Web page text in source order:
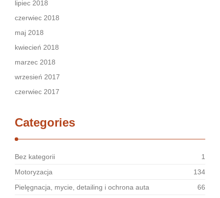
lipiec 2018
czerwiec 2018
maj 2018
kwiecień 2018
marzec 2018
wrzesień 2017
czerwiec 2017
Categories
Bez kategorii
1
Motoryzacja
134
Pielęgnacja, mycie, detailing i ochrona auta
66